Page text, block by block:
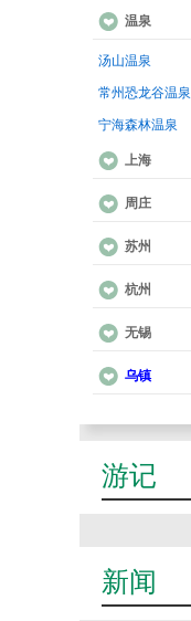
温泉
汤山温泉
常州恐龙谷温泉
宁海森林温泉
上海
周庄
苏州
杭州
无锡
乌镇
游记
新闻